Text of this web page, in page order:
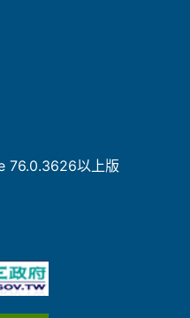
76.0.3626以上版